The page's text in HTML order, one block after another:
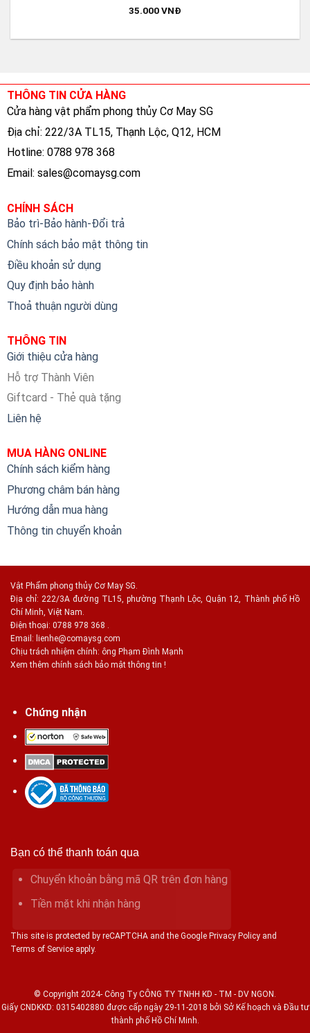
35.000VNĐ
THÔNG TIN CỬA HÀNG
Cửa hàng vật phẩm phong thủy Cơ May SG
Địa chỉ: 222/3A TL15, Thạnh Lộc, Q12, HCM
Hotline: 0788 978 368
Email: sales@comaysg.com
CHÍNH SÁCH
Bảo trì-Bảo hành-Đổi trả
Chính sách bảo mật thông tin
Điều khoản sử dụng
Quy định bảo hành
Thoả thuận người dùng
THÔNG TIN
Giới thiệu cửa hàng
Hỗ trợ Thành Viên
Giftcard - Thẻ quà tặng
Liên hệ
MUA HÀNG ONLINE
Chính sách kiểm hàng
Phương châm bán hàng
Hướng dẫn mua hàng
Thông tin chuyển khoản
Vật Phẩm phong thủy Cơ May SG.
Địa chỉ: 222/3A đường TL15, phường Thạnh Lộc, Quận 12, Thành phố Hồ
Chí Minh, Việt Nam.
Điện thoại: 0788 978 368 .
Email: lienhe@comaysg.com
Chịu trách nhiệm chính: ông Phạm Đình Mạnh
Xem thêm chính sách bảo mật thông tin !
Chứng nhận
Bạn có thể thanh toán qua
Chuyển khoản bằng mã QR trên đơn hàng
Tiền mặt khi nhận hàng
This site is protected by reCAPTCHA and the Google Privacy Policy and
Terms of Service apply.
© Copyright 2024- Công Ty CÔNG TY TNHH KD - TM - DV NGON.
Giấy CNDKKD: 0315402880 được cấp ngày 29-11-2018 bởi Sở Kế hoạch và Đầu tư
thành phố Hồ Chí Minh.